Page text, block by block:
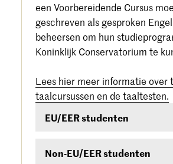
een Voorbereidende Cursus
geschreven als gesproken
beheersen om hun
Koninklijk Conservatorium te
Lees hier meer informatie over
taalcursussen en de taaltesten.
EU/EER studenten
Suriname die de Engelse taal
Non-EU/EER studenten